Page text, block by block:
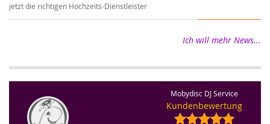
jetzt die richtigen Hochzeits-Dienstleister
Ich will mehr News...
Mobydisc DJ Service
Kundenbewertung